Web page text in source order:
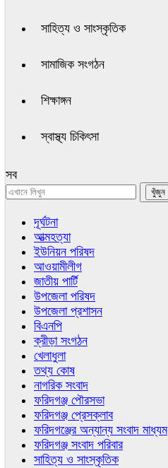
সাহিত্য ও সাংস্কৃতিক
সামাজিক সংগঠন
শিক্ষাঙ্গন
স্বাস্থ্য চিকিৎসা
সব
দূর্ঘটনা
আত্মহত্যা
ইউনিয়ন পরিষদ
আওয়ামীলীগ
জাতীয় পার্টি
উপজেলা পরিষদ
উপজেলা প্রশাসন
বিএনপি
ক্রীড়া সংগঠন
খেলাধুলা
তথ্য কোষ
নাগরিক সংবাদ
ফরিদগঞ্জ পৌরসভা
ফরিদগঞ্জ প্রেসক্লাব
ফরিদগঞ্জের অন্যান্য সংবাদ মাধ্যম
ফরিদগঞ্জ সংবাদ পরিবার
সাহিত্য ও সাংস্কৃতিক